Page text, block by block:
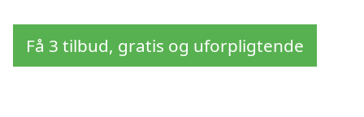
Få 3 tilbud, gratis og uforpligtende